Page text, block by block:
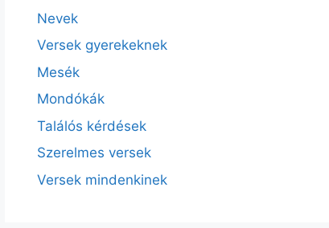
Nevek
Versek gyerekeknek
Mesék
Mondókák
Találós kérdések
Szerelmes versek
Versek mindenkinek